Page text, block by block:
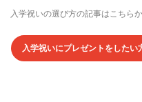
入学祝いの選び方の記事はこちら
入学祝いにプレゼントをした